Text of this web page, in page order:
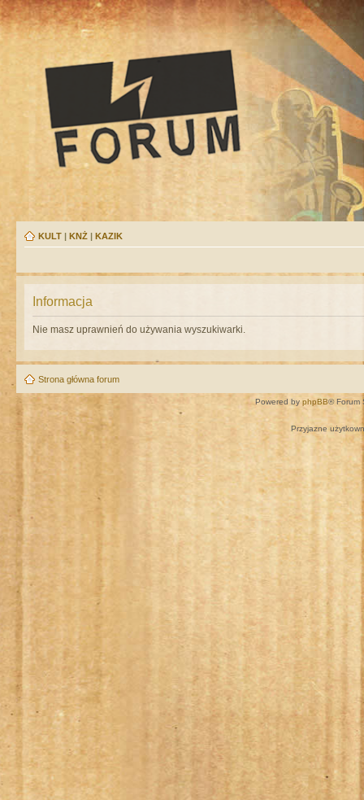
KULT | KNŻ | KAZIK
Informacja
Nie masz uprawnień do używania wyszukiwarki.
Strona główna forum
Powered by phpBB® Forum
Przyjazne